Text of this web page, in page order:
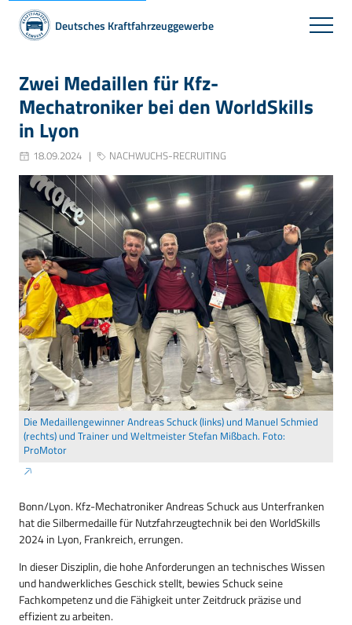
Deutsches Kraftfahrzeuggewerbe
Zwei Medaillen für Kfz-
Mechatroniker bei den WorldSkills
in Lyon
18.09.2024 NACHWUCHS-RECRUITING
Die Medaillengewinner Andreas Schuck (links) und Manuel Schmied
(rechts) und Trainer und Weltmeister Stefan Mißbach. Foto:
ProMotor
Bonn/Lyon. Kfz-Mechatroniker Andreas Schuck aus Unterfranken
hat die Silbermedaille für Nutzfahrzeugtechnik bei den WorldSkills
2024 in Lyon, Frankreich, errungen.
In dieser Disziplin, die hohe Anforderungen an technisches Wissen
und handwerkliches Geschick stellt, bewies Schuck seine
Fachkompetenz und die Fähigkeit unter Zeitdruck präzise und
effizient zu arbeiten.